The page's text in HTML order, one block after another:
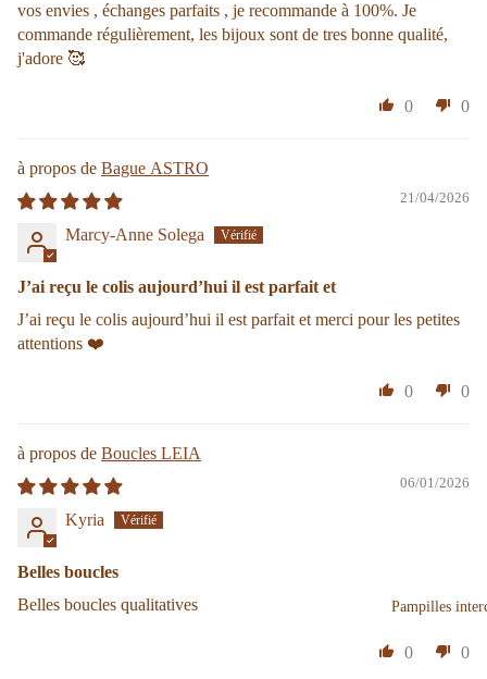
Pampilles
vos envies , échanges parfaits , je recommande à 100%. Je
commande régulièrement, les bijoux sont de tres bonne qualité,
j'adore 🥰
0 0
Bague ASTRO
21/04/2026
Marcy-Anne Solega
J’ai reçu le colis aujourd’hui il est parfait et
J’ai reçu le colis aujourd’hui il est parfait et merci pour les petites
attentions ❤️
0 0
Boucles LEIA
06/01/2026
Kyria
Belles boucles
Belles boucles qualitatives
0 0